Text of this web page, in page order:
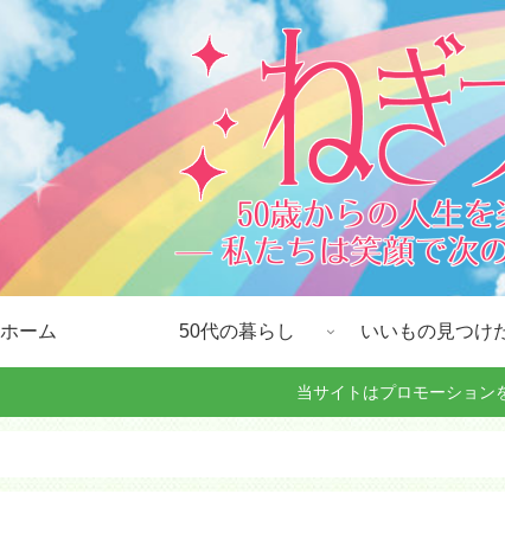
ホーム 50代の暮らし いいもの見つけ
当サイトはプロモーション